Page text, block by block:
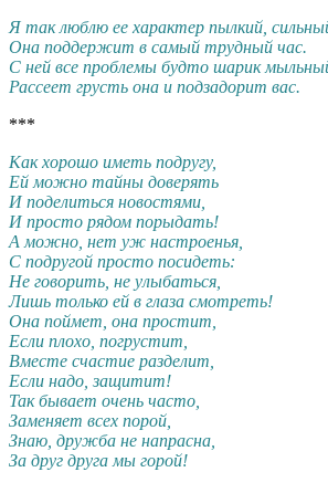
Я так люблю ее характер пылкий,
Она поддержит в самый трудный час.
С ней все проблемы будто шарик
Рассеет грусть она и подзадорит вас.
***
Как хорошо иметь подругу,
Ей можно тайны доверять
И поделиться новостями,
И просто рядом порыдать!
А можно, нет уж настроенья,
С подругой просто посидеть:
Не говорить, не улыбаться,
Лишь только ей в глаза смотреть!
Она поймет, она простит,
Если плохо, погрустит,
Вместе счастие разделит,
Если надо, защитит!
Так бывает очень часто,
Заменяет всех порой,
Знаю, дружба не напрасна,
За друг друга мы горой!